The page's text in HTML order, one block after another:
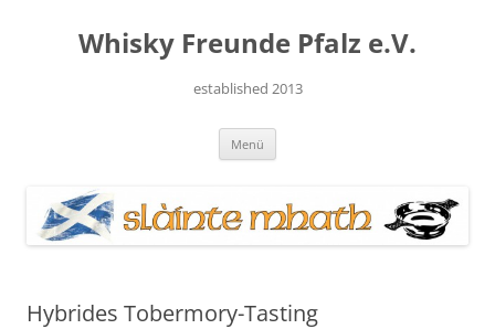
springenWhisky Freunde Pfalz e.V.
established 2013
Menü
Hybrides Tobermory-Tasting